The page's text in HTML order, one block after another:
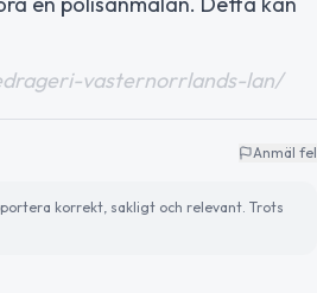
vasternorrlands-lan/
Anmäl fel
korrekt, sakligt och relevant. Trots